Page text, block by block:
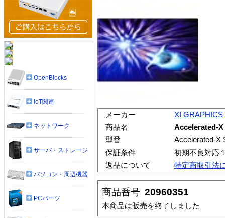
メーカー
XI GRAPHICS
商品名
Accelerated-
型番
Accelerated-X
保証条件
初期不良対応
返品について
特定商取引法
商品番号 20960351
本商品は販売を終了しました
OpenBlocks
IoT関連
ネットワーク
サーバ・ストレージ
パソコン・周辺機器
PCパーツ